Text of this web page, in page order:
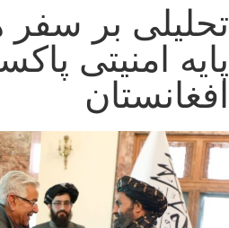
تحلیلی بر سفر
پایه امنیتی
افغانستان